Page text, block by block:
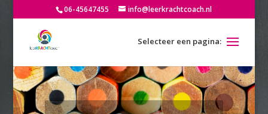
06-45647455 info@leerkrachtcoach.nl